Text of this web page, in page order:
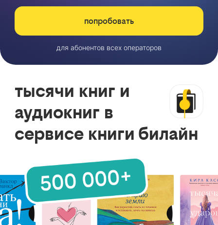
попробовать
для абонентов всех операторов
тысячи книг и
аудиокниг в
сервисе книги билайн